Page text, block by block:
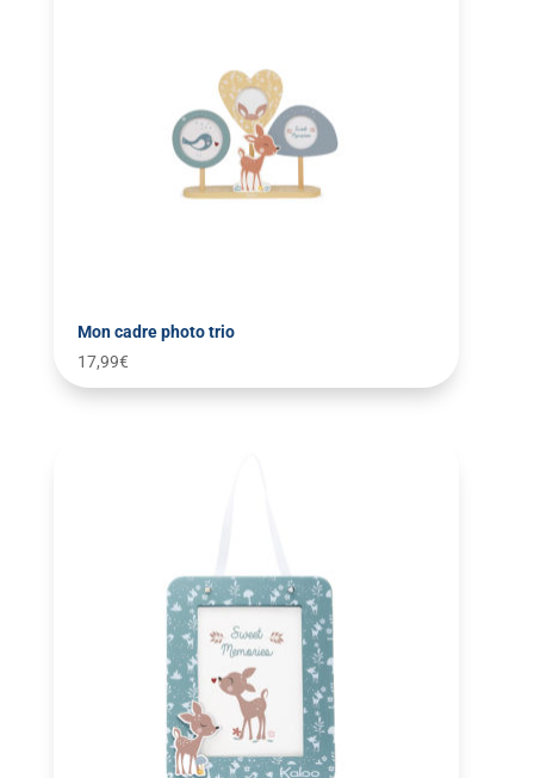
Mon cadre photo trio
17,99€